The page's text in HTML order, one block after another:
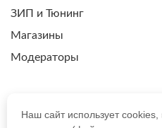
ЗИП и Тюнинг
Магазины
Модераторы
Наш сайт использует